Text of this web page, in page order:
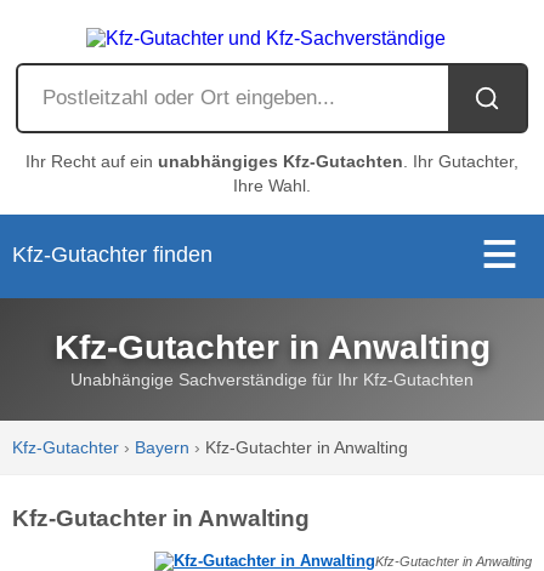
Ihr Recht auf ein unabhängiges Kfz-Gutachten . Ihr Gutachter,
Ihre Wahl.
Kfz-Gutachter finden
Kfz-Gutachter in Anwalting
Unabhängige Sachverständige für Ihr Kfz-Gutachten
Kfz-Gutachter › Bayern › Kfz-Gutachter in Anwalting
Kfz-Gutachter in Anwalting
Kfz-Gutachter in Anwalting